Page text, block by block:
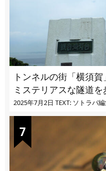
トンネルの街「横須
ミステリアスな隧道を
2025年7月2日 TEXT: ソトラバ